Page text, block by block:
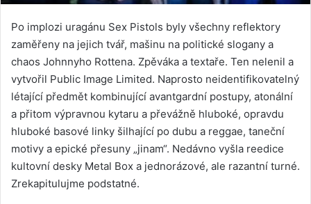
Po implozi uragánu Sex Pistols byly všechny reflektory
zaměřeny na jejich tvář, mašinu na politické slogany a
chaos Johnnyho Rottena. Zpěváka a textaře. Ten nelenil a
vytvořil Public Image Limited. Naprosto neidentifikovatelný
létající předmět kombinující avantgardní postupy, atonální
a přitom výpravnou kytaru a převážně hluboké, opravdu
hluboké basové linky šilhající po dubu a reggae, taneční
motivy a epické přesuny „jinam“. Nedávno vyšla reedice
kultovní desky Metal Box a jednorázové, ale razantní turné.
Zrekapitulujme podstatné.